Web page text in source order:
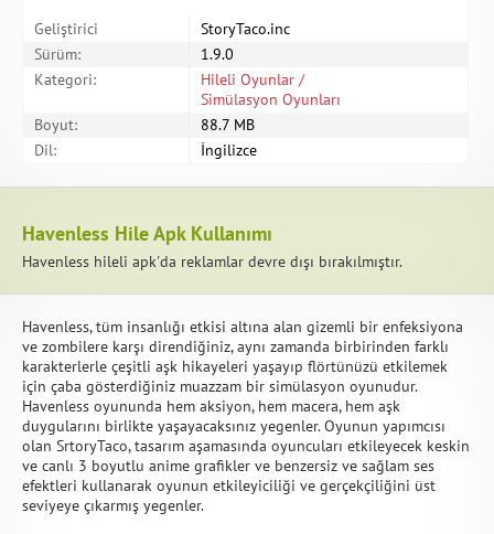
Geliştirici
StoryTaco.inc
Sürüm:
1.9.0
Kategori:
Hileli Oyunlar /
Simülasyon Oyunları
Boyut:
88.7 MB
Dil:
İngilizce
Havenless Hile Apk Kullanımı
Havenless hileli apk'da reklamlar devre dışı bırakılmıştır.
Havenless, tüm insanlığı etkisi altına alan gizemli bir enfeksiyona
ve zombilere karşı direndiğiniz, aynı zamanda birbirinden farklı
karakterlerle çeşitli aşk hikayeleri yaşayıp flörtünüzü etkilemek
için çaba gösterdiğiniz muazzam bir simülasyon oyunudur.
Havenless oyununda hem aksiyon, hem macera, hem aşk
duygularını birlikte yaşayacaksınız yegenler. Oyunun yapımcısı
olan SrtoryTaco, tasarım aşamasında oyuncuları etkileyecek keskin
ve canlı 3 boyutlu anime grafikler ve benzersiz ve sağlam ses
efektleri kullanarak oyunun etkileyiciliği ve gerçekçiliğini üst
seviyeye çıkarmış yegenler.